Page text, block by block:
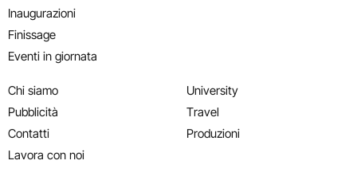
Inaugurazioni
Finissage
Eventi in giornata
Chi siamo
Pubblicità
Contatti
Lavora con noi
University
Travel
Produzioni